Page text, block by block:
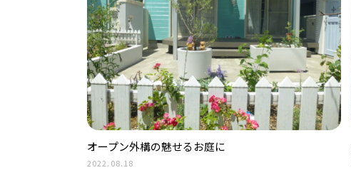
オープン外構の魅せるお庭に
2022.08.18